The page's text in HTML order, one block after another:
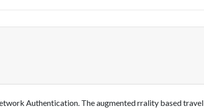
Authentication. The augmented rrality based travel